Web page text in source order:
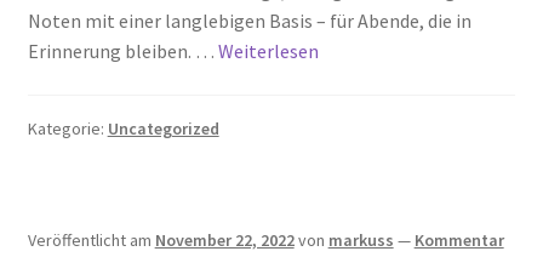
Noten mit einer langlebigen Basis – für Abende, die in
Erinnerung bleiben. … Weiterlesen
Kategorie: Uncategorized
Veröffentlicht am November 22, 2022von markuss — Kommentar